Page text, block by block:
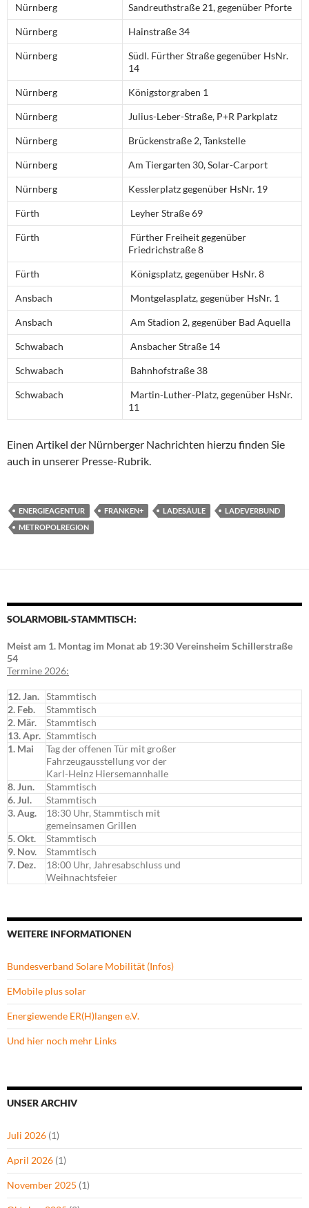
Nürnberg Sandreuthstraße 21, gegenüber Pforte
Nürnberg Hainstraße 34
Nürnberg
Südl. Fürther Straße gegenüber HsNr.
14
Nürnberg Königstorgraben 1
Nürnberg Julius-Leber-Straße, P+R Parkplatz
Nürnberg Brückenstraße 2, Tankstelle
Nürnberg Am Tiergarten 30, Solar-Carport
Nürnberg Kesslerplatz gegenüber HsNr. 19
Fürth Leyher Straße 69
Fürth
Fürther Freiheit gegenüber
Friedrichstraße 8
Fürth Königsplatz, gegenüber HsNr. 8
Ansbach Montgelasplatz, gegenüber HsNr. 1
Ansbach Am Stadion 2, gegenüber Bad Aquella
Schwabach Ansbacher Straße 14
Schwabach Bahnhofstraße 38
Schwabach
Martin-Luther-Platz, gegenüber HsNr.
11
Einen Artikel der Nürnberger Nachrichten hierzu finden Sie
auch in unserer Presse-Rubrik.
ENERGIEAGENTUR FRANKEN+ LADESÄULE
LADEVERBUND
METROPOLREGION
SOLARMOBIL-STAMMTISCH:
Meist am 1. Montag im Monat ab 19:30 Vereinsheim Schillerstraße
54
Termine 2026:
12. Jan. Stammtisch
2. Feb.
Stammtisch
2. Mär.
Stammtisch
13. Apr. Stammtisch
1. Mai
Tag der offenen Tür mit großer
Fahrzeugausstellung vor der
Karl-Heinz Hiersemannhalle
8. Jun.
Stammtisch
6. Jul.
Stammtisch
3. Aug.
18:30 Uhr, Stammtisch mit
gemeinsamen Grillen
5. Okt.
Stammtisch
9. Nov.
Stammtisch
7. Dez.
18:00 Uhr, Jahresabschluss und
Weihnachtsfeier
WEITERE INFORMATIONEN
Bundesverband Solare Mobilität (Infos)
EMobile plus solar
Energiewende ER(H)langen e.V.
Und hier noch mehr Links
UNSER ARCHIV
Juli 2026 (1)
April 2026 (1)
November 2025 (1)